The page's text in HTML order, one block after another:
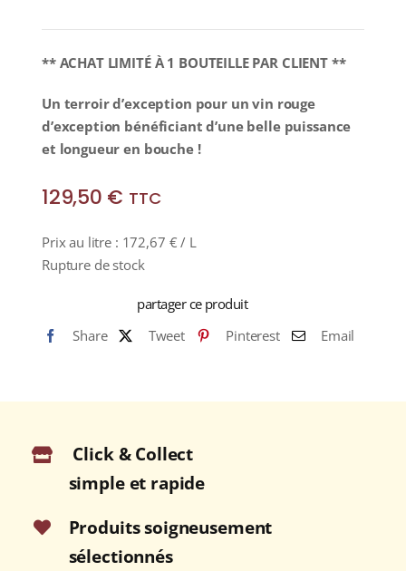
** ACHAT LIMITÉ À 1 BOUTEILLE PAR CLIENT **
Un terroir d’exception pour un vin rouge
d’exception bénéficiant d’une belle puissance
et longueur en bouche !
129,50 € TTC
Prix au litre : 172,67 € / L
Rupture de stock
partager ce produit
Share
Tweet Pinterest Email
Click & Collect
simple et rapide
Produits soigneusement
sélectionnés